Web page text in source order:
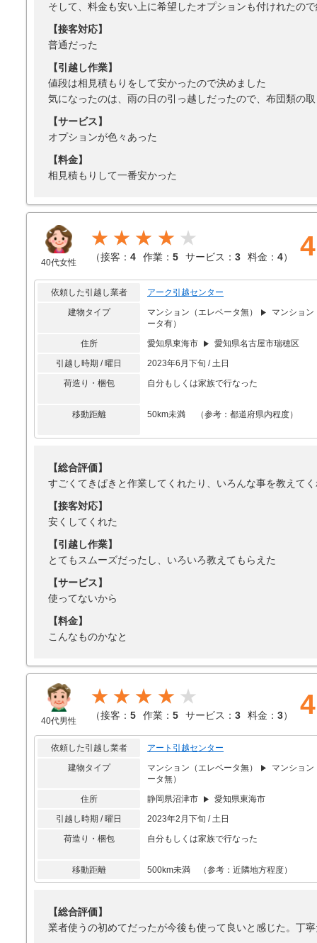
そして、料金も安い上に希望したオプションも付けれたの
【接客対応】
普通だった
【引越し作業】
値段は相見積もりをして安かったので決めました
気になったのは、雨の日の引っ越しだったので、布団類の
【サービス】
オプションが色々あった
【料金】
相見積もりして一番安かった
40代女性
★★★★
（接客： 4 作業： 5 サービス： 3 料金： 4） 4
依頼した引越し業者
アーク引越センター
建物タイプ
マンション（エレベータ無）
マンション
ータ有）
住所
愛知県東海市
愛知県名古屋市瑞穂区
引越し時期 / 曜日
2023年6月下旬 / 土日
荷造り・梱包
自分もしくは家族で行なった
移動距離 50km未満 （参考：都道府県内程度）
【総合評価】
すごくてきぱきと作業してくれたり、いろんな事を教えて
【接客対応】
安くしてくれた
【引越し作業】
とてもスムーズだったし、いろいろ教えてもらえた
【サービス】
使ってないから
【料金】
こんなものかなと
40代男性
★★★★
（接客： 5 作業： 5 サービス： 3 料金： 3） 4
依頼した引越し業者
アート引越センター
建物タイプ
マンション（エレベータ無）
マンション
ータ無）
住所
静岡県沼津市
愛知県東海市
引越し時期 / 曜日
2023年2月下旬 / 土日
荷造り・梱包
自分もしくは家族で行なった
移動距離 500km未満 （参考：近隣地方程度）
【総合評価】
業者使うの初めてだったが今後も使って良いと感じた。丁